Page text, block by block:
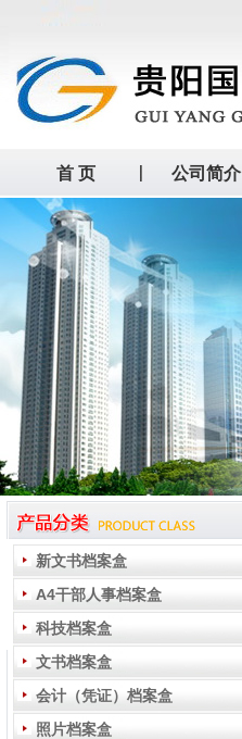
首 页 公司简介
新文书档案盒
A4干部人事档案盒
科技档案盒
文书档案盒
会计（凭证）档案盒
照片档案盒